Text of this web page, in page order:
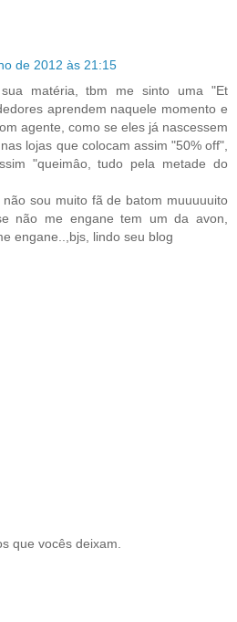
de 2012 às 21:15
matéria, tbm me sinto uma "Et
aprendem naquele momento e
agente, como se eles já nascessem
lojas que colocam assim "50% off",
"queimâo, tudo pela metade do
sou muito fã de batom muuuuuito
não me engane tem um da avon,
engane..,bjs, lindo seu blog
que vocês deixam.